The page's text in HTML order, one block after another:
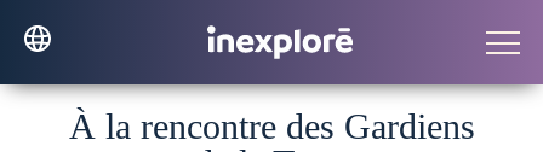
À la rencontre des Gardiens